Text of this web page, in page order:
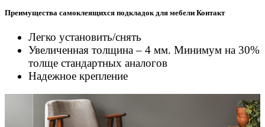
Преимущества самоклеящихся подкладок для мебели Контакт
Легко установить/снять
Увеличенная толщина – 4 мм. Минимум на 30%
толще стандартных аналогов
Надежное крепление